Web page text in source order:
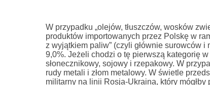
W przypadku „olejów, tłuszczów, wosków
produktów importowanych przez Polskę w
z wyjątkiem paliw” (czyli głównie surowców
9,0%. Jeżeli chodzi o tę pierwszą kategorię
słonecznikowy, sojowy i rzepakowy. W
rudy metali i złom metalowy. W świetle
militarny na linii Rosja-Ukraina, który